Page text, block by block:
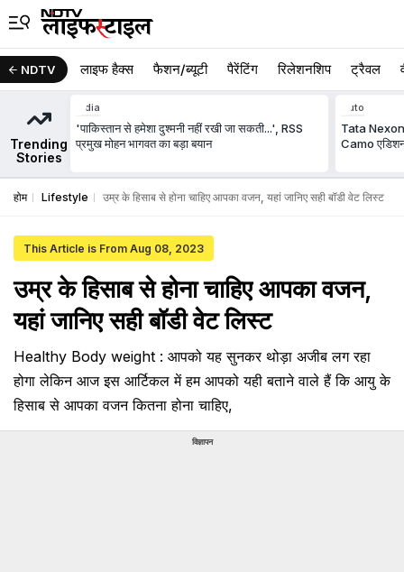
NDTV लाइफ हैक्स फैशन/ब्‍यूटी पैरेंटिंग रिलेशनशिप ट्रैवल
Trending
Stories
India
'पाकिस्तान से हमेशा दुश्मनी नहीं रखी जा सकती...', RSS
प्रमुख मोहन भागवत का बड़ा बयान
Auto
Tata Nexon
Camo
होम Lifestyle उम्र के हिसाब से होना चाहिए आपका वजन, यहां जानिए सही बॉडी वेट लिस्ट
This Article is From Aug 08, 2023
उम्र के हिसाब से होना चाहिए आपका वजन,
यहां जानिए सही बॉडी वेट लिस्ट
Healthy Body weight : आपको यह सुनकर थोड़ा अजीब लग रहा
होगा लेकिन आज इस आर्टिकल में हम आपको यही बताने वाले हैं कि आयु के
हिसाब से आपका वजन कितना होना चाहिए,
विज्ञापन